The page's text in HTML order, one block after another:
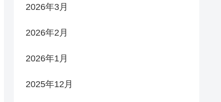
2026年3月
2026年2月
2026年1月
2025年12月